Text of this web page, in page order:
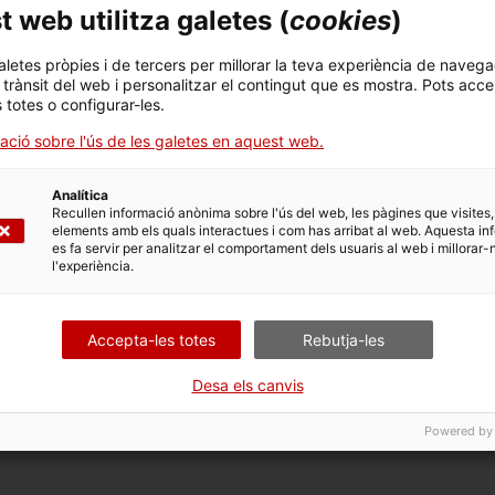
vinculades a aquest tràmit. Selecciona la que
de tramitació.
web utilitza galetes (cookies)
pròpies i de tercers per millorar la teva experiència de
del web i personalitzar el contingut que es mostra. Pots
totes o configurar-les.
sobre l'ús de les galetes en aquest web.
Analítica
Recullen informació anònima sobre l'ús del web, les pàgines que
elements amb els quals interactues i com has arribat al web. Aquesta
es fa servir per analitzar el comportament dels usuaris al web i millorar-
l'experiència.
Accepta-les totes Rebutja-les
Desa els canvis
Powered by